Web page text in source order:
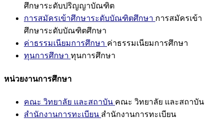
ศึกษาระดับปริญญาบัณฑิต
การสมัครเข้าศึกษาระดับบัณฑิตศึกษา การสมัครเข้า
ศึกษาระดับบัณฑิตศึกษา
ค่าธรรมเนียมการศึกษา ค่าธรรมเนียมการศึกษา
ทุนการศึกษา ทุนการศึกษา
หน่วยงานการศึกษา
คณะ วิทยาลัย และสถาบัน คณะ วิทยาลัย และสถาบัน
สำนักงานการทะเบียน สำนักงานการทะเบียน